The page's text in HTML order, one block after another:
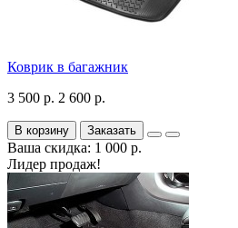
Коврик в багажник
3 500 р. 2 600 р.
В корзину Заказать
Ваша скидка: 1 000 р.
Лидер продаж!